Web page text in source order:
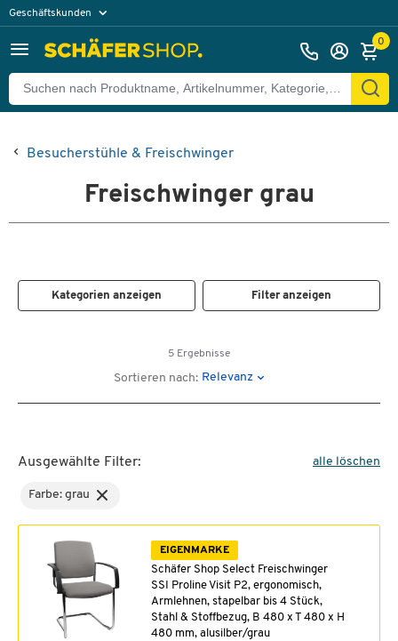
Geschäftskunden
0
Besucherstühle & Freischwinger
Freischwinger grau
Kategorien anzeigen Filter anzeigen
5 Ergebnisse
Sortieren nach: Relevanz
Ausgewählte Filter: alle löschen
Farbe: grau
EIGENMARKE
Schäfer Shop Select Freischwinger
SSI Proline Visit P2, ergonomisch,
Armlehnen, stapelbar bis 4 Stück,
Stahl & Stoffbezug, B 480 x T 480 x H
480 mm, alusilber/grau